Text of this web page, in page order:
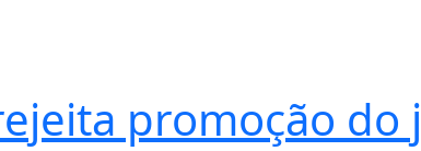
promoção do